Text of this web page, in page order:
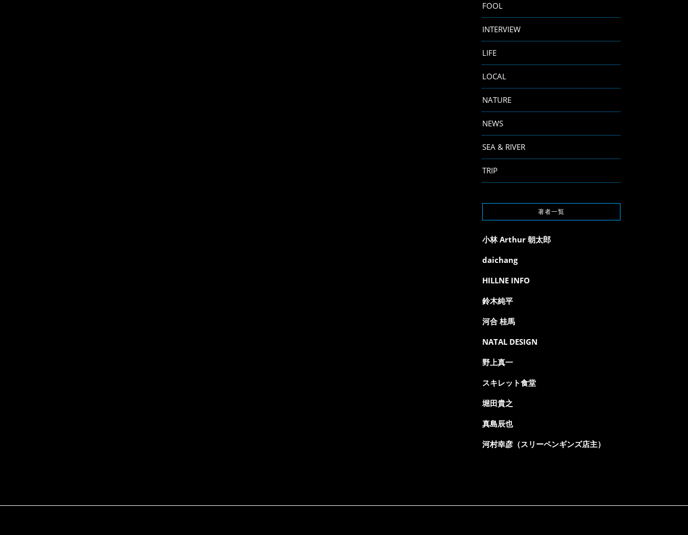
FOOL
INTERVIEW
LIFE
LOCAL
NATURE
NEWS
SEA & RIVER
TRIP
著者一覧
小林 Arthur 朝太郎
daichang
HILLNE INFO
鈴木純平
河合 桂馬
NATAL DESIGN
野上真一
スキレット食堂
堀田貴之
真島辰也
河村幸彦（スリーペンギンズ店主）